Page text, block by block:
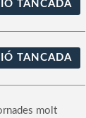
TANCADA
TANCADA
molt